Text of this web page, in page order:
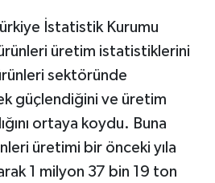
İstatistik Kurumu
ürünleri üretim istatistiklerini
sektöründe
güçlendiğini ve üretim
ortaya koydu. Buna
üretimi bir önceki yıla
1 milyon 37 bin 19 ton